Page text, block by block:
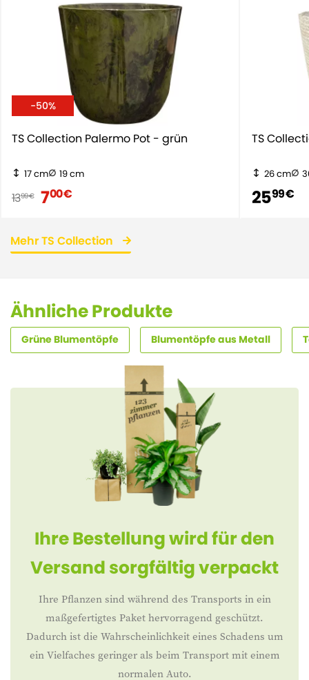
-50%
TS Collection Palermo Pot - grün
17 cm 19 cm
1399 € 700 €
TS
26 cm
2599 €
Mehr TS Collection
Ähnliche Produkte
Grüne Blumentöpfe Blumentöpfe aus Metall
Ihre Bestellung wird für den
Versand sorgfältig verpackt
Ihre Pflanzen sind während des Transports in ein
maßgefertigtes Paket hervorragend geschützt.
Dadurch ist die Wahrscheinlichkeit eines Schadens um
ein Vielfaches geringer als beim Transport mit einem
normalen Auto.